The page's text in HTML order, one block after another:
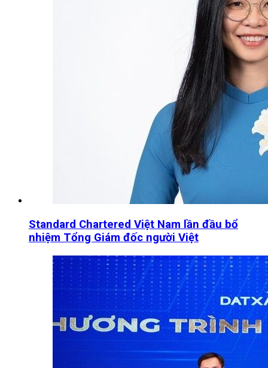
Standard Chartered Việt Nam lần đầu bổ
nhiệm Tổng Giám đốc người Việt